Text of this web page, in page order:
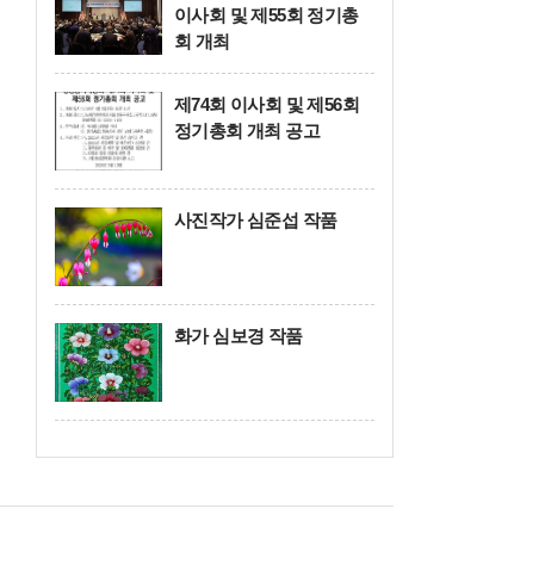
이사회 및 제55회 정기총
회 개최
제74회 이사회 및 제56회
정기총회 개최 공고
사진작가 심준섭 작품
화가 심보경 작품